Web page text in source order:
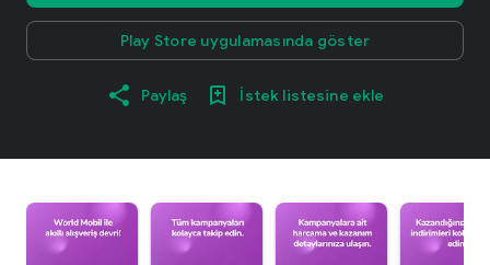
Play Store uygulamasında göster
Paylaş İstek listesine ekle